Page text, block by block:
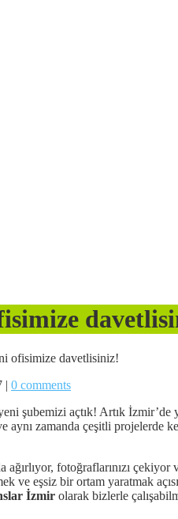
ofisimize davetlisiniz!
| 0 comments
şubemizi açtık! Artık İzmir’de
aynı zamanda çeşitli
ağırlıyor, fotoğraflarınızı
eşsiz bir ortam yaratmak
İzmir olarak bizlerle